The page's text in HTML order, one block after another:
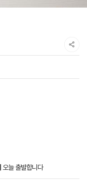
오늘 출발합니다